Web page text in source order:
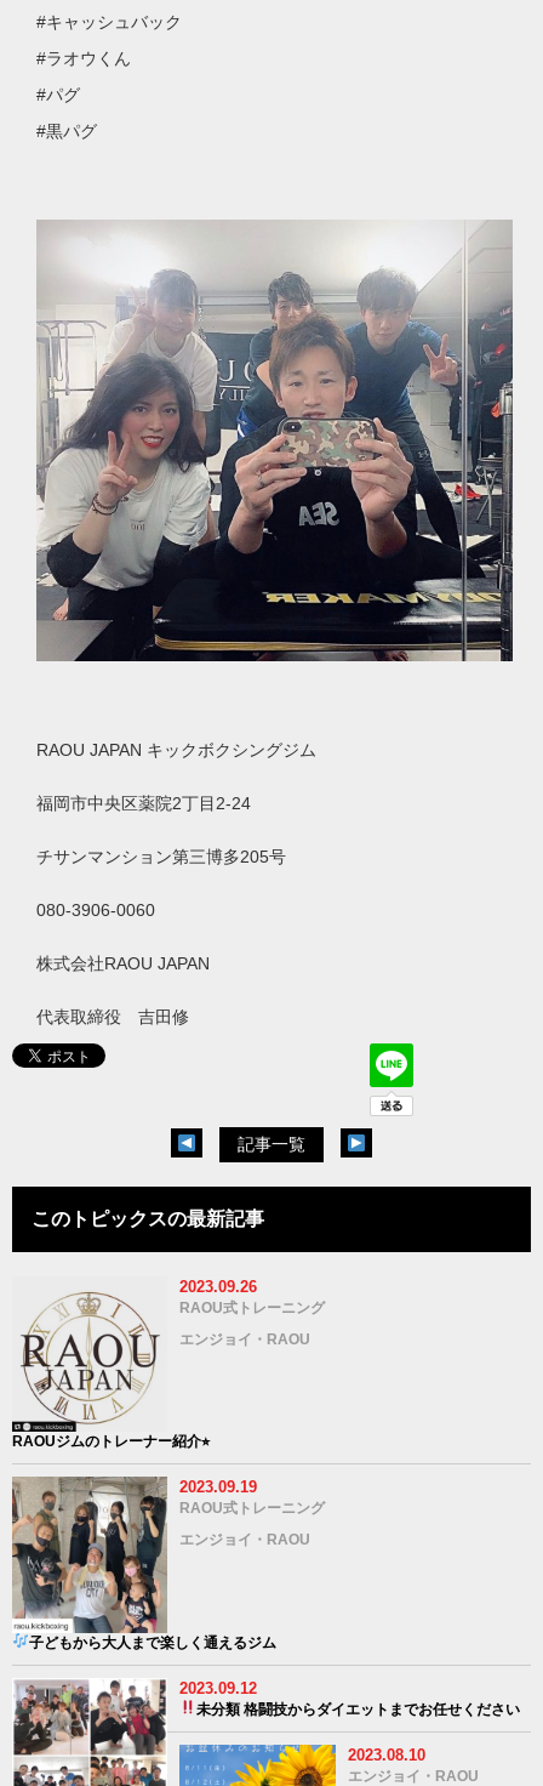
#キャッシュバック
#ラオウくん
#パグ
#黒パグ
RAOU JAPAN キックボクシングジム
福岡市中央区薬院2丁目 2-24
チサンマンション第三博多205号
080-3906-0060
株式会社RAOU JAPAN
代表取締役 吉田修
記事一覧
このトピックスの最新記事
2023.09.26
RAOU式トレーニング
エンジョイ・RAOU
RAOUジムのトレーナー紹介⭐︎
2023.09.19
RAOU式トレーニング
エンジョイ・RAOU
子どもから大人まで楽しく通えるジム
2023.09.12
未分類格闘技からダイエットまでお任せください
2023.08.10
エンジョイ・RAOU